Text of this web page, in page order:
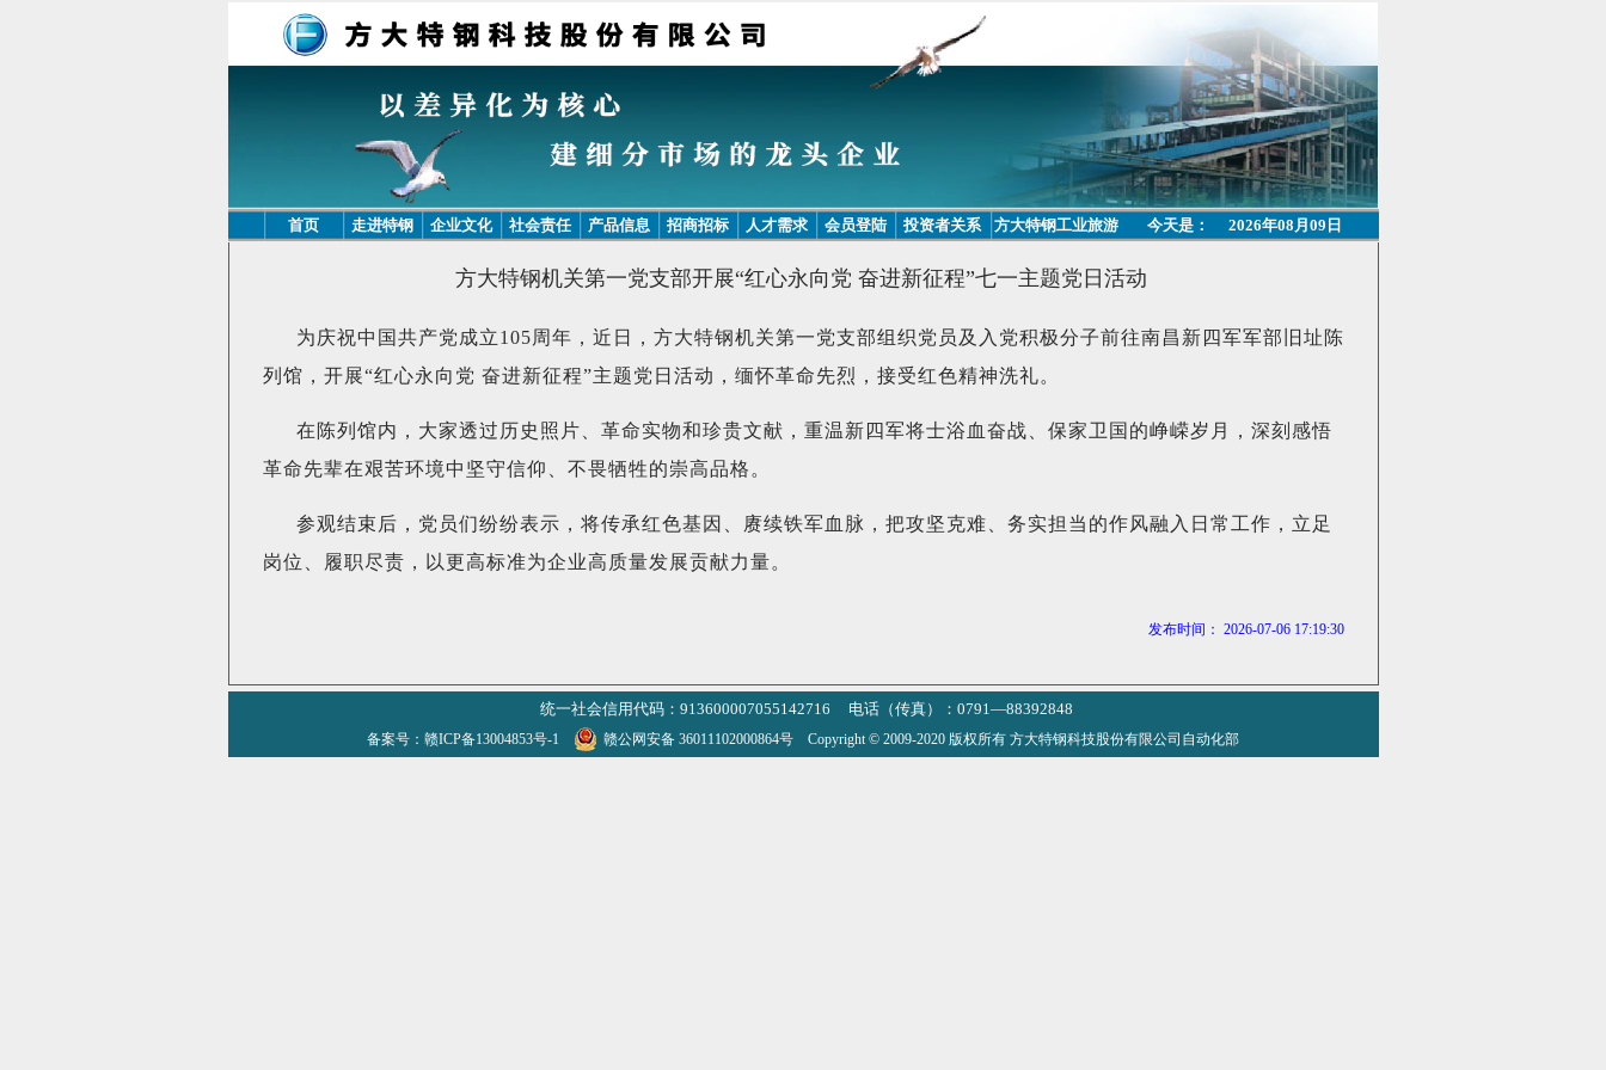
首页 走进特钢 企业文化 社会责任 产品信息 招商招标 人才需求 会员登陆 投资者关系 方大特钢工业旅游 今天是： 2026年08月09日
方大特钢机关第一党支部开展“红心永向党 奋进新征程”七一主题党日活动
为庆祝中国共产党成立105周年，近日，方大特钢机关第一党支部组织党员及入党积极分子前往南昌新四军军部旧址陈
列馆，开展“红心永向党 奋进新征程”主题党日活动，缅怀革命先烈，接受红色精神洗礼。
在陈列馆内，大家透过历史照片、革命实物和珍贵文献，重温新四军将士浴血奋战、保家卫国的峥嵘岁月，深刻感悟
革命先辈在艰苦环境中坚守信仰、不畏牺牲的崇高品格。
参观结束后，党员们纷纷表示，将传承红色基因、赓续铁军血脉，把攻坚克难、务实担当的作风融入日常工作，立足
岗位、履职尽责，以更高标准为企业高质量发展贡献力量。
发布时间： 2026-07-06 17:19:30
统一社会信用代码：913600007055142716 电话（传真）：0791—88392848
备案号：赣ICP备13004853号-1 赣公网安备 36011102000864号 Copyright © 2009-2020 版权所有 方大特钢科技股份有限公司自动化部